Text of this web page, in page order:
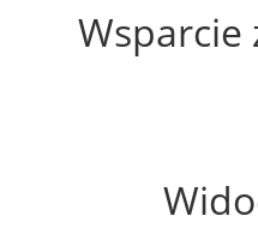
Wsparcie